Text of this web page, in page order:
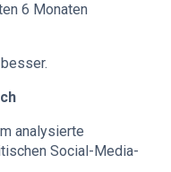
6 Monaten
analysierte
Social-Media-